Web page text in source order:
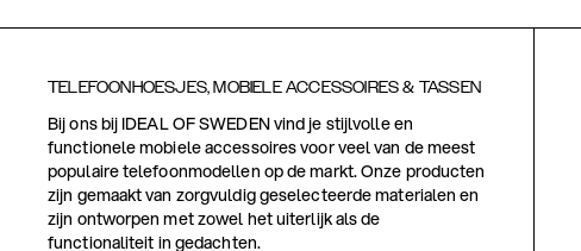
TELEFOONHOESJES, MOBIELE ACCESSOIRES & TASSEN
Bij ons bij IDEAL OF SWEDEN vind je stijlvolle en
functionele mobiele accessoires voor veel van de meest
populaire telefoonmodellen op de markt. Onze producten
zijn gemaakt van zorgvuldig geselecteerde materialen en
zijn ontworpen met zowel het uiterlijk als de
functionaliteit in gedachten.